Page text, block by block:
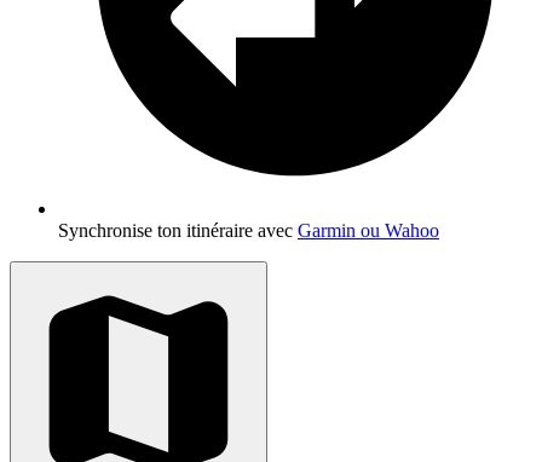
Synchronise ton itinéraire avec Garmin ou Wahoo